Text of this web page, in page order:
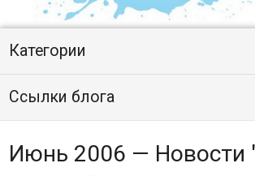
Категории
Ссылки блога
Июнь 2006 —